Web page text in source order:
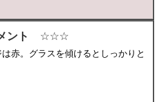
ント ☆☆☆
赤。グラスを傾けるとしっかりと